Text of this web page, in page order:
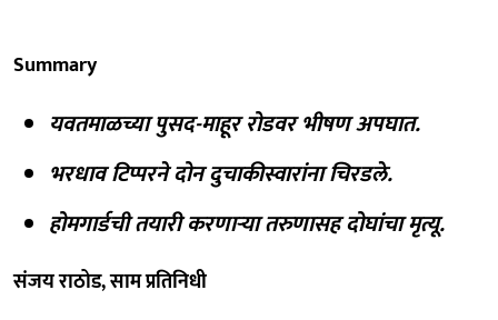
Summary
यवतमाळच्या पुसद-माहूर रोडवर भीषण अपघात.
भरधाव टिप्परने दोन दुचाकीस्वारांना चिरडले.
होमगार्डची तयारी करणाऱ्या तरुणासह दोघांचा मृत्यू.
संजय राठोड, साम प्रतिनिधी